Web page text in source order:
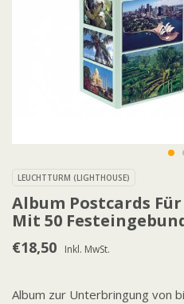
LEUCHTTURM (LIGHTHOUSE)
Album Postcards
Mit 50
€18,50 Inkl. MwSt.
Album zur Unterbringung von